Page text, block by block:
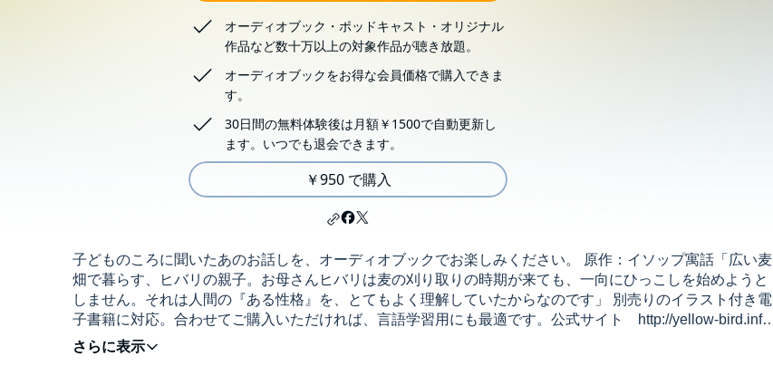
オーディオブック・ポッドキャスト・オリジナル
作品など数十万以上の対象作品が聴き放題。
オーディオブックをお得な会員価格で購入できま
す。
30日間の無料体験後は月額￥1500で自動更新し
ます。いつでも退会できます。
￥950 で購入
子どものころに聞いたあのお話しを、オーディオブックでお楽しみください。 原作：イソップ寓話「広い麦
畑で暮らす、ヒバリの親子。お母さんヒバリは麦の刈り取りの時期が来ても、一向にひっこしを始めようと
しません。それは人間の『ある性格』を、とてもよく理解していたからなのです」 別売りのイラスト付き電
子書籍に対応。合わせてご購入いただければ、言語学習用にも最適です。公式サイト http://yellow-bird.info
※BGMなし版もセットで収録されています。 ※当コンテンツに含まれている言語は『英語』のみです。他言
語版をお求めの方は、別途お買い求めください。(C) YellowBirdProject